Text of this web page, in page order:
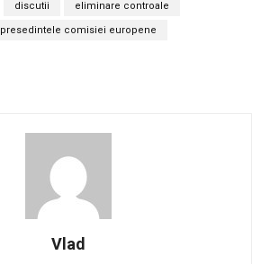
discutii eliminare controale
presedintele comisiei europene
Vlad